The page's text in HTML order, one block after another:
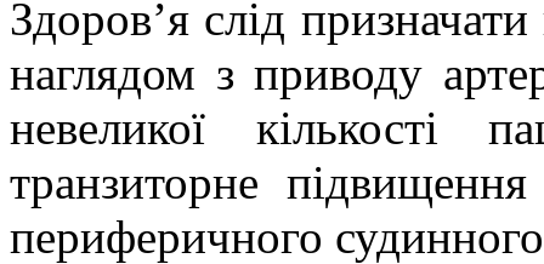
Здоров’я слід
наглядом з приводу
невеликої кількості
транзиторне
периферичного